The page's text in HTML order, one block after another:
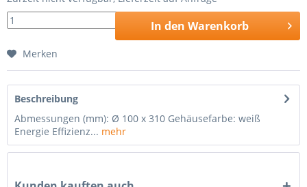
In den Warenkorb
Merken
Beschreibung
Abmessungen (mm): Ø 100 x 310 Gehäusefarbe: weiß
Energie Effizienz... mehr